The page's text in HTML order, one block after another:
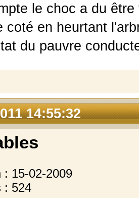
le choc a du
coté en heurtant
du pauvre
14:55:32
: 15-02-2009
: 524